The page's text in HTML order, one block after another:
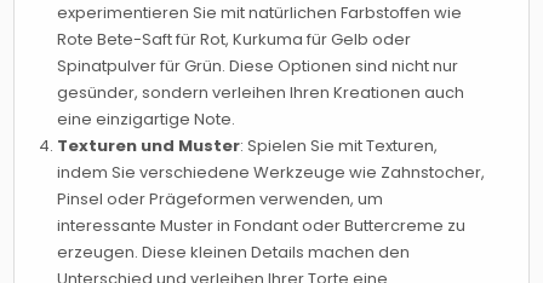
experimentieren Sie mit natürlichen Farbstoffen wie
Rote Bete-Saft für Rot, Kurkuma für Gelb oder
Spinatpulver für Grün. Diese Optionen sind nicht nur
gesünder, sondern verleihen Ihren Kreationen auch
eine einzigartige Note.
Texturen und Muster: Spielen Sie mit Texturen,
indem Sie verschiedene Werkzeuge wie Zahnstocher,
Pinsel oder Prägeformen verwenden, um
interessante Muster in Fondant oder Buttercreme zu
erzeugen. Diese kleinen Details machen den